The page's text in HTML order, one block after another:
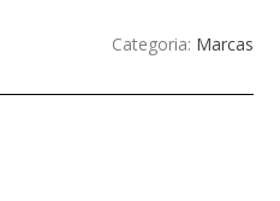
Categoria: Marcas